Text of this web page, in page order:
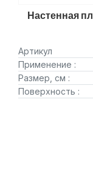
Настенная
Артикул
Применение :
Размер, см :
Поверхность :